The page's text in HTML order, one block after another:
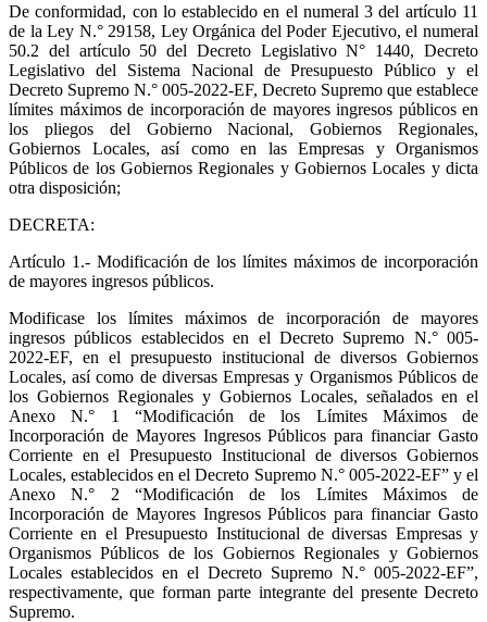
De conformidad, con lo establecido en el numeral 3 del artículo 11
de la Ley N.° 29158, Ley Orgánica del Poder Ejecutivo, el numeral
50.2 del artículo 50 del Decreto Legislativo N° 1440, Decreto
Legislativo del Sistema Nacional de Presupuesto Público y el
Decreto Supremo N.° 005-2022-EF, Decreto Supremo que establece
límites máximos de incorporación de mayores ingresos públicos en
los pliegos del Gobierno Nacional, Gobiernos Regionales,
Gobiernos Locales, así como en las Empresas y Organismos
Públicos de los Gobiernos Regionales y Gobiernos Locales y dicta
otra disposición;
DECRETA:
Artículo 1.- Modificación de los límites máximos de incorporación
de mayores ingresos públicos.
Modificase los límites máximos de incorporación de mayores
ingresos públicos establecidos en el Decreto Supremo N.° 005-
2022-EF, en el presupuesto institucional de diversos Gobiernos
Locales, así como de diversas Empresas y Organismos Públicos de
los Gobiernos Regionales y Gobiernos Locales, señalados en el
Anexo N.° 1 “Modificación de los Límites Máximos de
Incorporación de Mayores Ingresos Públicos para financiar Gasto
Corriente en el Presupuesto Institucional de diversos Gobiernos
Locales, establecidos en el Decreto Supremo N.° 005-2022-EF” y el
Anexo N.° 2 “Modificación de los Límites Máximos de
Incorporación de Mayores Ingresos Públicos para financiar Gasto
Corriente en el Presupuesto Institucional de diversas Empresas y
Organismos Públicos de los Gobiernos Regionales y Gobiernos
Locales establecidos en el Decreto Supremo N.° 005-2022-EF”,
respectivamente, que forman parte integrante del presente Decreto
Supremo.